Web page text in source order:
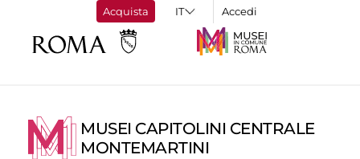
Acquista Accedi
MUSEI CAPITOLINI CENTRALE
MONTEMARTINI